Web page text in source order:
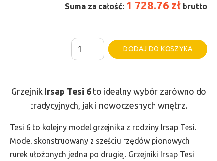
Suma za całość: 1 728.76 zł brutto
ilość
Grzejnik
-
wys.
900,
szer.
DODAJ DO KOSZYKA
Grzejnik Irsap Tesi 6to idealny wybór zarówno do
tradycyjnych, jak i nowoczesnych wnętrz.
Tesi 6 to kolejny model grzejnika z rodziny Irsap Tesi.
Model skonstruowany z sześciu rzędów pionowych
rurek ułożonych jedna po drugiej. Grzejniki Irsap Tesi